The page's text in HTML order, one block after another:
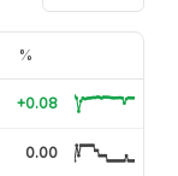
%
+0.08
0.00